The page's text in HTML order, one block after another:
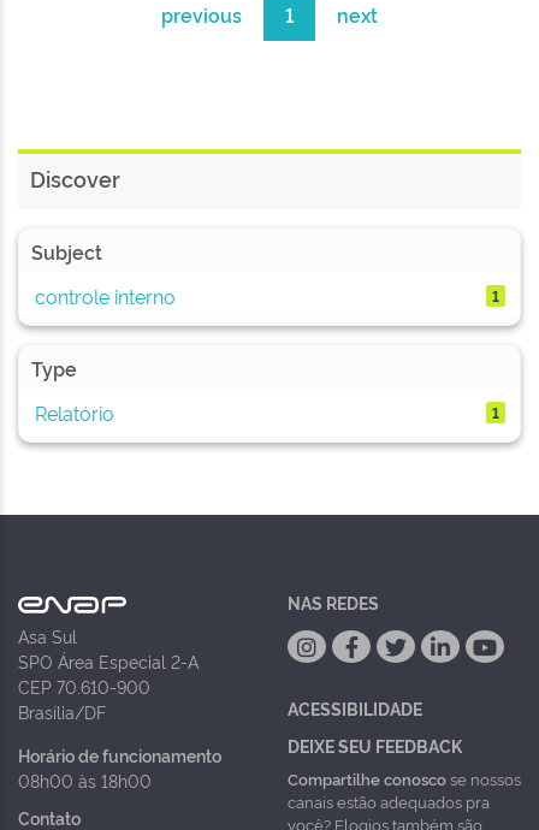
previous 1 next
Discover
Subject
controle interno
1
Type
Relatório
1
Asa Sul
SPO Área Especial 2-A
CEP 70.610-900
Brasília/DF
Horário de funcionamento
08h00 às 18h00
Contato
NAS REDES
ACESSIBILIDADE
DEIXE SEU FEEDBACK
Compartilhe conoscose nossos
canais estão adequados pra
você? Elogios também são